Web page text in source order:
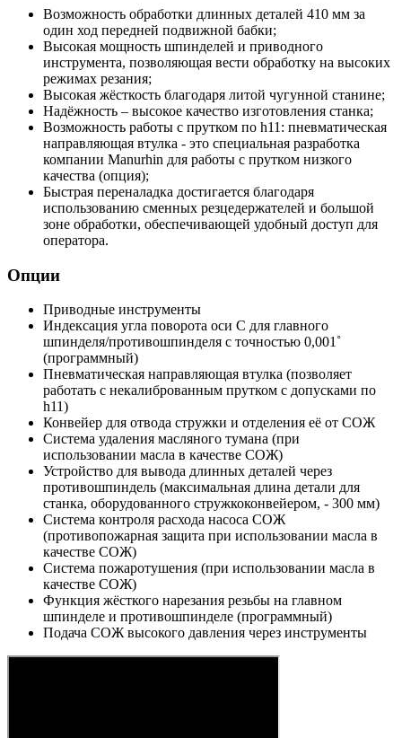
Возможность обработки длинных деталей 410 мм за
один ход передней подвижной бабки;
Высокая мощность шпинделей и приводного
инструмента, позволяющая вести обработку на высоких
режимах резания;
Высокая жёсткость благодаря литой чугунной станине;
Надёжность – высокое качество изготовления станка;
Возможность работы с прутком по h11: пневматическая
направляющая втулка - это специальная разработка
компании Manurhin для работы с прутком низкого
качества (опция);
Быстрая переналадка достигается благодаря
использованию сменных резцедержателей и большой
зоне обработки, обеспечивающей удобный доступ для
оператора.
Опции
Приводные инструменты
Индексация угла поворота оси С для главного
шпинделя/противошпинделя с точностью 0,001˚
(программный)
Пневматическая направляющая втулка (позволяет
работать с некалиброванным прутком с допусками по
h11)
Конвейер для отвода стружки и отделения её от СОЖ
Система удаления масляного тумана (при
использовании масла в качестве СОЖ)
Устройство для вывода длинных деталей через
противошпиндель (максимальная длина детали для
станка, оборудованного стружкоконвейером, - 300 мм)
Система контроля расхода насоса СОЖ
(противопожарная защита при использовании масла в
качестве СОЖ)
Система пожаротушения (при использовании масла в
качестве СОЖ)
Функция жёсткого нарезания резьбы на главном
шпинделе и противошпинделе (программный)
Подача СОЖ высокого давления через инструменты